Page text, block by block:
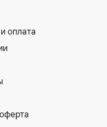
оплата